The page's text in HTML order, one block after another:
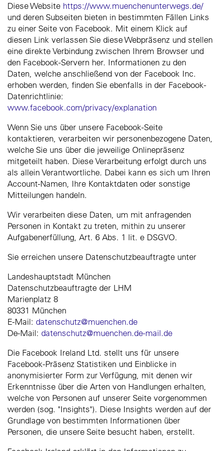
Diese Website https://www.muenchenunterwegs.de/
und deren Subseiten bieten in bestimmten Fällen Links
zu einer Seite von Facebook. Mit einem Klick auf
diesen Link verlassen Sie diese Webpräsenz und stellen
eine direkte Verbindung zwischen Ihrem Browser und
den Facebook-Servern her. Informationen zu den
Daten, welche anschließend von der Facebook Inc.
erhoben werden, finden Sie ebenfalls in der Facebook-
Datenrichtlinie:
www.facebook.com/privacy/explanation
Wenn Sie uns über unsere Facebook-Seite
kontaktieren, verarbeiten wir personenbezogene Daten,
welche Sie uns über die jeweilige Onlinepräsenz
mitgeteilt haben. Diese Verarbeitung erfolgt durch uns
als allein Verantwortliche. Dabei kann es sich um Ihren
Account-Namen, Ihre Kontaktdaten oder sonstige
Mitteilungen handeln.
Wir verarbeiten diese Daten, um mit anfragenden
Personen in Kontakt zu treten, mithin zu unserer
Aufgabenerfüllung, Art. 6 Abs. 1 lit. e DSGVO.
Sie erreichen unsere Datenschutzbeauftragte unter
Landeshauptstadt München
Datenschutzbeauftragte der LHM
Marienplatz 8
80331 München
E-Mail: datenschutz@muenchen.de
De-Mail: datenschutz@muenchen.de-mail.de
Die Facebook Ireland Ltd. stellt uns für unsere
Facebook-Präsenz Statistiken und Einblicke in
anonymisierter Form zur Verfügung, mit denen wir
Erkenntnisse über die Arten von Handlungen erhalten,
welche von Personen auf unserer Seite vorgenommen
werden (sog. "Insights"). Diese Insights werden auf der
Grundlage von bestimmten Informationen über
Personen, die unsere Seite besucht haben, erstellt.